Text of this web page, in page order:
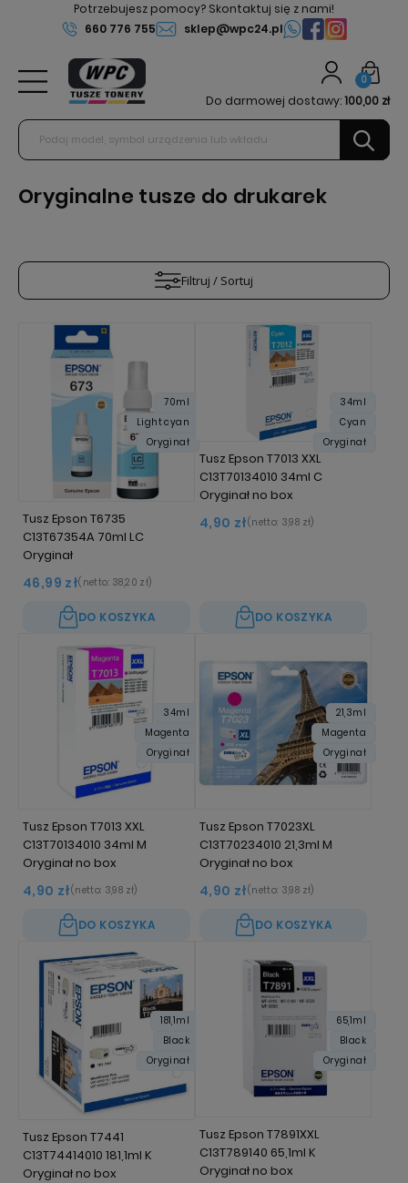
Potrzebujesz pomocy? Skontaktuj się z nami!
660 776 755
sklep@wpc24.pl
0
Do darmowej dostawy:100,00 zł
Oryginalne tusze do drukarek
Filtruj / Sortuj
Tusz Epson T6735
C13T67354A 70ml LC
Oryginał
46,99 zł(netto: 38,20 zł)
DO KOSZYKA
70ml
Light cyan
Oryginał
Tusz Epson T7013 XXL
C13T70134010 34ml C
Oryginał no box
4,90 zł(netto: 3,98 zł)
DO KOSZYKA
34ml
Cyan
Oryginał
Tusz Epson T7013 XXL
C13T70134010 34ml M
Oryginał no box
4,90 zł(netto: 3,98 zł)
DO KOSZYKA
34ml
Magenta
Oryginał
Tusz Epson T7023XL
C13T70234010 21,3ml M
Oryginał no box
4,90 zł(netto: 3,98 zł)
DO KOSZYKA
21,3ml
Magenta
Oryginał
Tusz Epson T7441
C13T74414010 181,1ml K
Oryginał no box
181,1ml
Black
Oryginał
Tusz Epson T7891XXL
C13T789140 65,1ml K
Oryginał no box
65,1ml
Black
Oryginał